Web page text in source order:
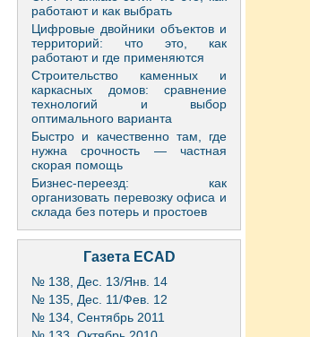
работают и как выбрать
Цифровые двойники объектов и
территорий: что это, как
работают и где применяются
Строительство каменных и
каркасных домов: сравнение
технологий и выбор
оптимального варианта
Быстро и качественно там, где
нужна срочность — частная
скорая помощь
Бизнес-переезд: как
организовать перевозку офиса и
склада без потерь и простоев
Газета ECAD
№ 138, Дес. 13/Янв. 14
№ 135, Дес. 11/Фев. 12
№ 134, Сентябрь 2011